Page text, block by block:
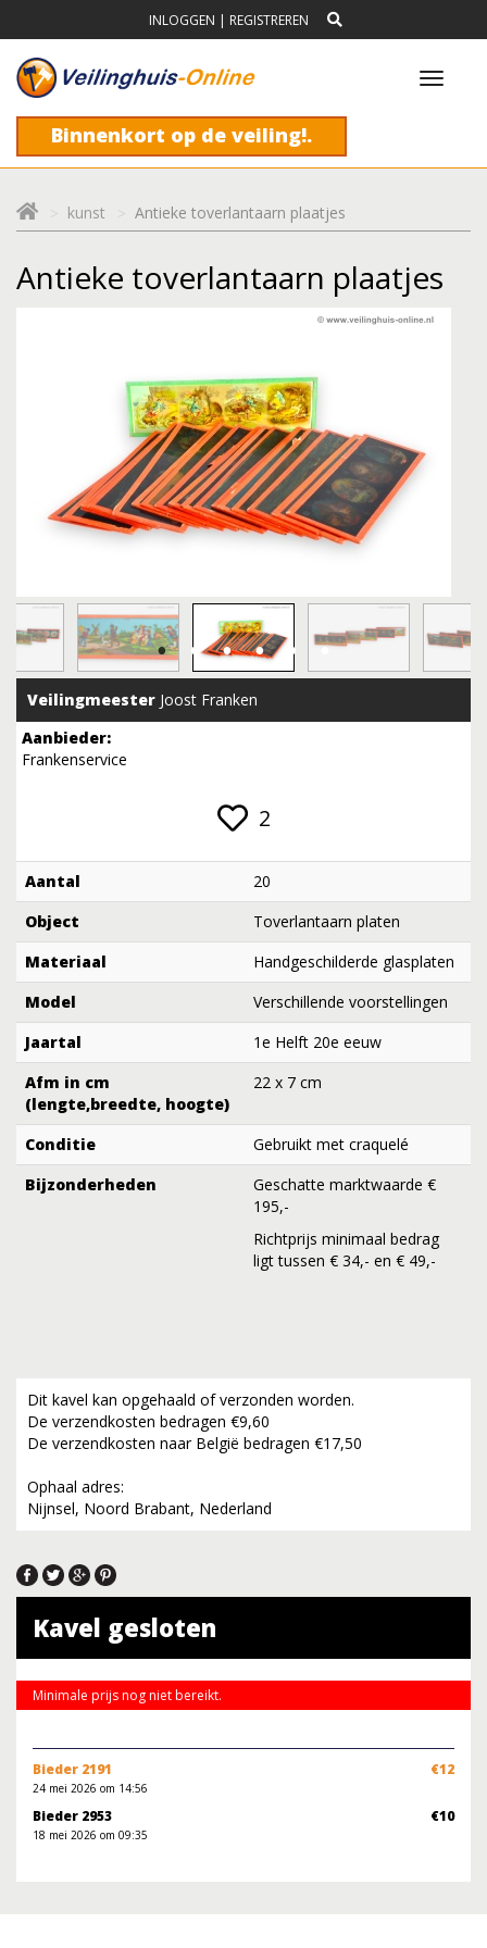
INLOGGEN | REGISTREREN
Binnenkort op de veiling!.
kunst Antieke toverlantaarn plaatjes
Antieke toverlantaarn plaatjes
Veilingmeester Joost Franken
Aanbieder:
Frankenservice
2
Aantal
20
Object
Toverlantaarn platen
Materiaal
Handgeschilderde glasplaten
Model
Verschillende voorstellingen
Jaartal
1e Helft 20e eeuw
Afm in cm
(lengte,breedte, hoogte)
22 x 7 cm
Conditie
Gebruikt met craquelé
Bijzonderheden
Geschatte marktwaarde €
195,-
Richtprijs minimaal bedrag
ligt tussen € 34,- en € 49,-
Dit kavel kan opgehaald of verzonden worden.
De verzendkosten bedragen €9,60
De verzendkosten naar België bedragen €17,50
Ophaal adres:
Nijnsel, Noord Brabant, Nederland
Kavel gesloten
Minimale prijs nog niet bereikt.
Bieder 2191 €12
24 mei 2026 om 14:56
Bieder 2953 €10
18 mei 2026 om 09:35